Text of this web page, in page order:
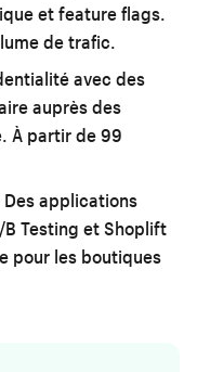
et feature flags.
de trafic.
avec des
auprès des
À partir de 99
Des applications
Testing et Shoplift
pour les boutiques